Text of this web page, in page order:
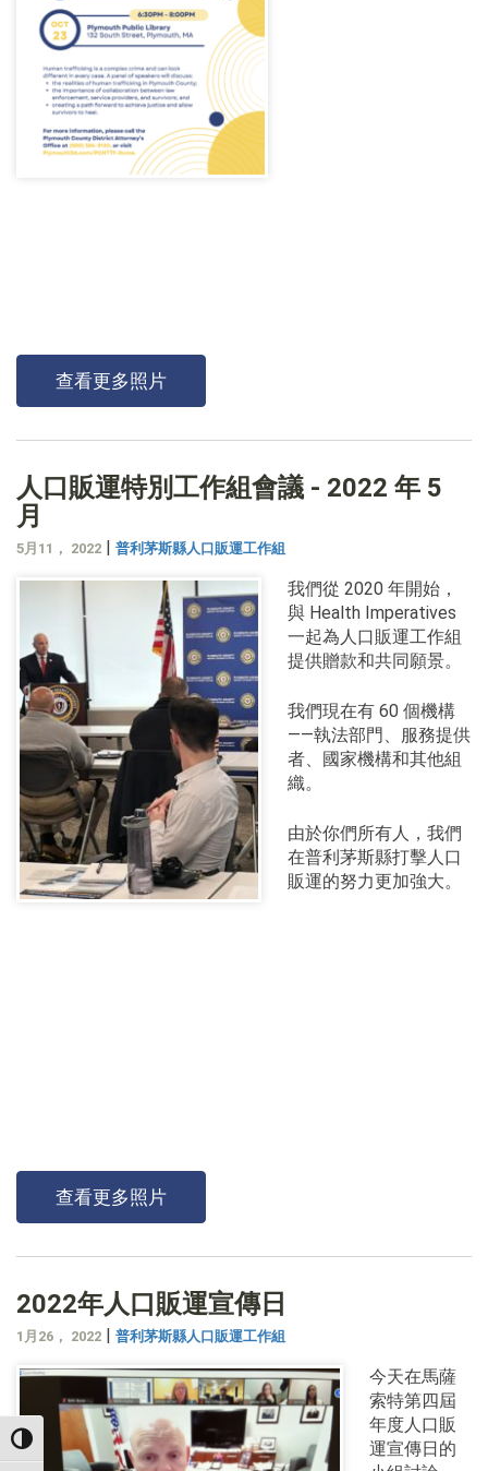
TOGGLE HIGH CONTRAST
查看更多照片
人口販運特別工作組會議 - 2022 年 5
月
5月11， 2022 | 普利茅斯縣人口販運工作組
我們從 2020 年開始，
與 Health Imperatives
一起為人口販運工作組
提供贈款和共同願景。
我們現在有 60 個機構
——執法部門、服務提供
者、國家機構和其他組
織。
由於你們所有人，我們
在普利茅斯縣打擊人口
販運的努力更加強大。
查看更多照片
2022年人口販運宣傳日
1月26， 2022 | 普利茅斯縣人口販運工作組
今天在馬薩
索特第四屆
年度人口販
運宣傳日的